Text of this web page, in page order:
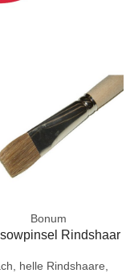
Bonum
Rindshaar
helle Rindshaare,